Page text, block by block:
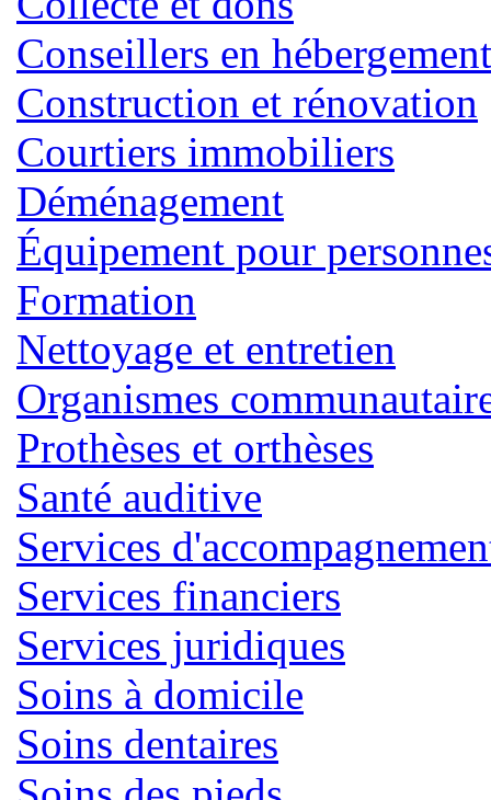
Conseillers en hébergement
Construction et rénovation
Courtiers immobiliers
Déménagement
Équipement pour
Formation
Nettoyage et entretien
Organismes
Prothèses et orthèses
Santé auditive
Services
Services financiers
Services juridiques
Soins à domicile
Soins dentaires